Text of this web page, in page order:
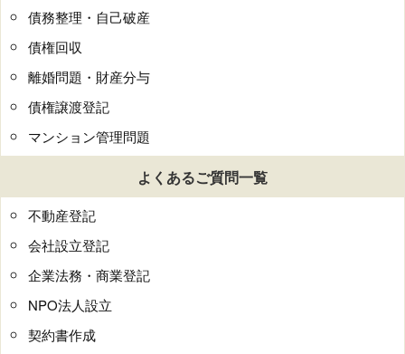
債務整理・自己破産
債権回収
離婚問題・財産分与
債権譲渡登記
マンション管理問題
よくあるご質問一覧
不動産登記
会社設立登記
企業法務・商業登記
NPO法人設立
契約書作成